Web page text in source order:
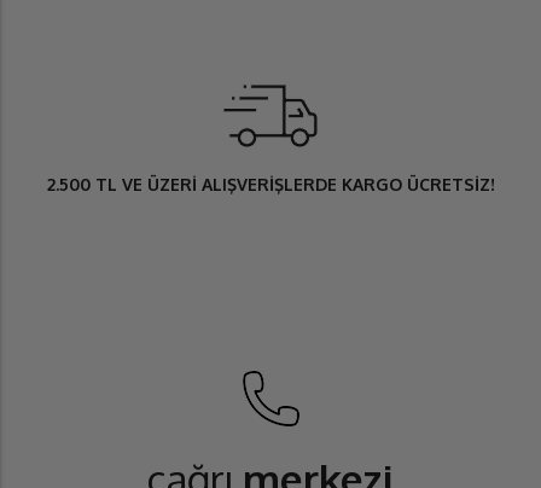
2.500 TL VE ÜZERİ ALIŞVERİŞLERDE KARGO ÜCRETSİZ!